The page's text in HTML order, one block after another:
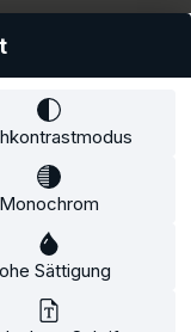
zzgl.
wenn
Monochrom
Sättigung